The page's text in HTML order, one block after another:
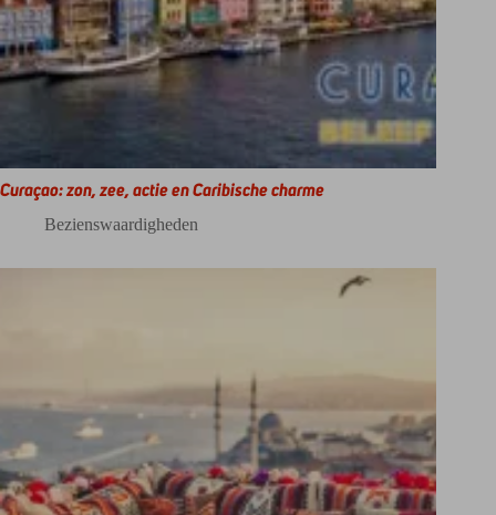
Curaçao: zon, zee, actie en Caribische charme
Bezienswaardigheden